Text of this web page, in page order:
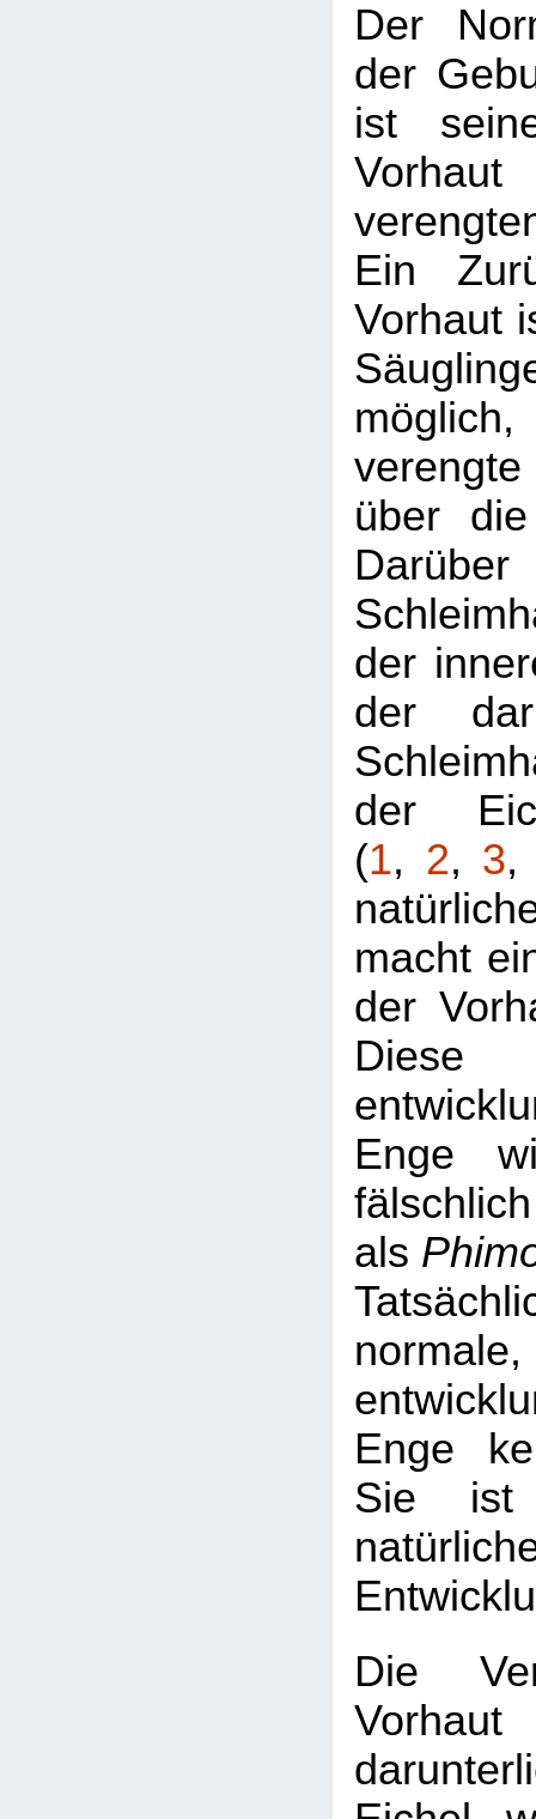
Der
der
ist
Ein
Vorhaut
über
der
der
der
(1, 2, 3
macht
der
Enge
fälschlich
als
normale,
Enge
Sie ist
Die